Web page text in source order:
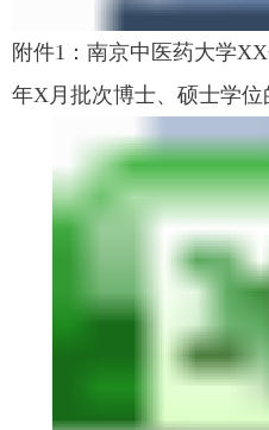
附件1：南京中医药大学
年X月批次博士、硕士学位